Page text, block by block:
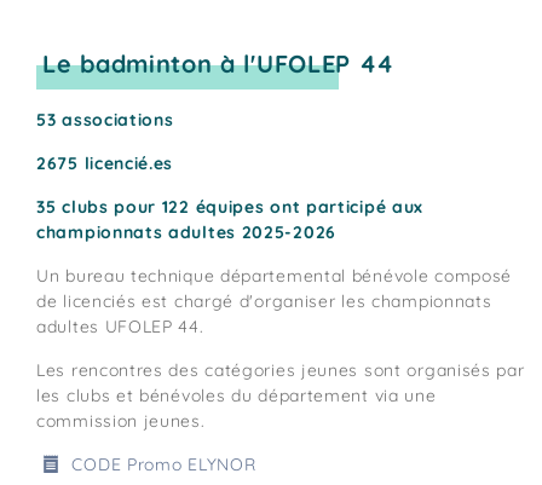
Le badminton à l'UFOLEP 44
53 associations
2675 licencié.es
35 clubs pour 122 équipes ont participé aux
championnats adultes 2025-2026
Un bureau technique départemental bénévole composé
de licenciés est chargé d'organiser les championnats
adultes UFOLEP 44.
Les rencontres des catégories jeunes sont organisés par
les clubs et bénévoles du département via une
commission jeunes.
CODE Promo ELYNOR